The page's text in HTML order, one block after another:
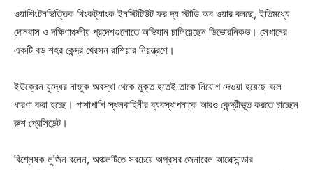
ওয়াশিংটনভিত্তিক থিংকট্যাংক ইনস্টিটিউট ফর দ্য স্টাডি অব ওয়ার বলছে, ইতিমধ্যে
দোনবাস ও দক্ষিণাঞ্চলীয় প্রদেশগুলোতে অভিযান চালিয়েছেন ডিভোরনিকভ। সেখানের
একটি বড় শহর কেন্দ্র খেরসন রাশিয়ার নিয়ন্ত্রণে।
ইউক্রেন যুদ্ধের নাজুক অবস্থা থেকে মুক্ত হতেই তাকে নিয়োগ দেওয়া হয়েছে বলে
ধারণা করা হচ্ছে। পাশাপাশি স্থলবাহিনীর ব্যবস্থাপনাকে আরও কেন্দ্রীভূত করতে চাচ্ছেন
রুশ প্রেসিডেন্ট।
বিশ্লেষক লুজিন বলেন, অঞ্চলটিতে সবচেয়ে অগ্রসর জেনারেল আলেক্সান্ডার